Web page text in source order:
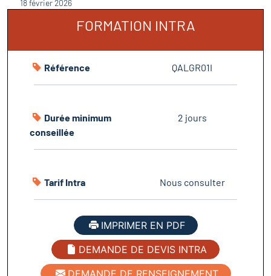
18 février 2026
FORMATION INTRA
Référence QALGR01I
Durée minimum
conseillée
2 jours
Tarif Intra Nous consulter
IMPRIMER EN PDF
DEMANDE DE DEVIS INTRA